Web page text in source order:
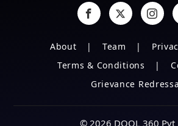
About Team
Terms & Conditions
Grievance
© 2026 DOOL 360 Pvt